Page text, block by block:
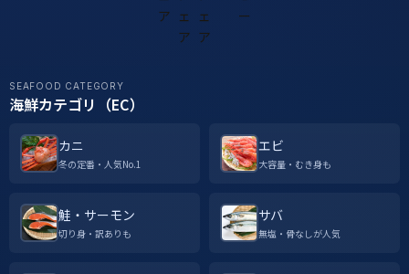
SEAFOOD CATEGORY
海鮮カテゴリ（EC）
カニ
冬の定番・人気No.1
エビ
大容量・むき身も
鮭・サーモン
切り身・訳ありも
サバ
無塩・骨なしが人気